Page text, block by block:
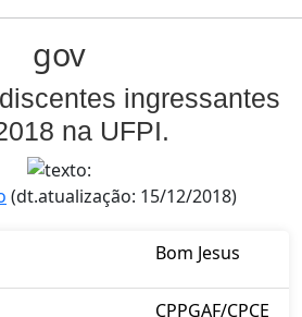
gov
ingressantes
na UFPI.
(dt.atualização: 15/12/2018)
Bom Jesus
CPPGAF/CPCE